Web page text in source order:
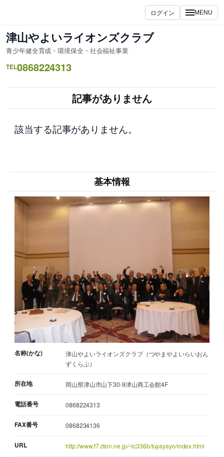
を
ス
キ
ッ
ログイン MENU
津山やよいライオンズクラブ
青少年健全育成・環境保全・社会福祉事業
TEL0868224313
記事がありません
該当する記事がありません。
基本情報
名称(かな)
津山やよいライオンズクラブ（つやまやよいらいおん
ずくらぶ）
所在地 岡山県津山市山下30-9津山商工会館4F
電話番号 0868224313
FAX番号 0868234136
URL http://www.f7.dion.ne.jp/~lc336b/tuyayayo/index.html